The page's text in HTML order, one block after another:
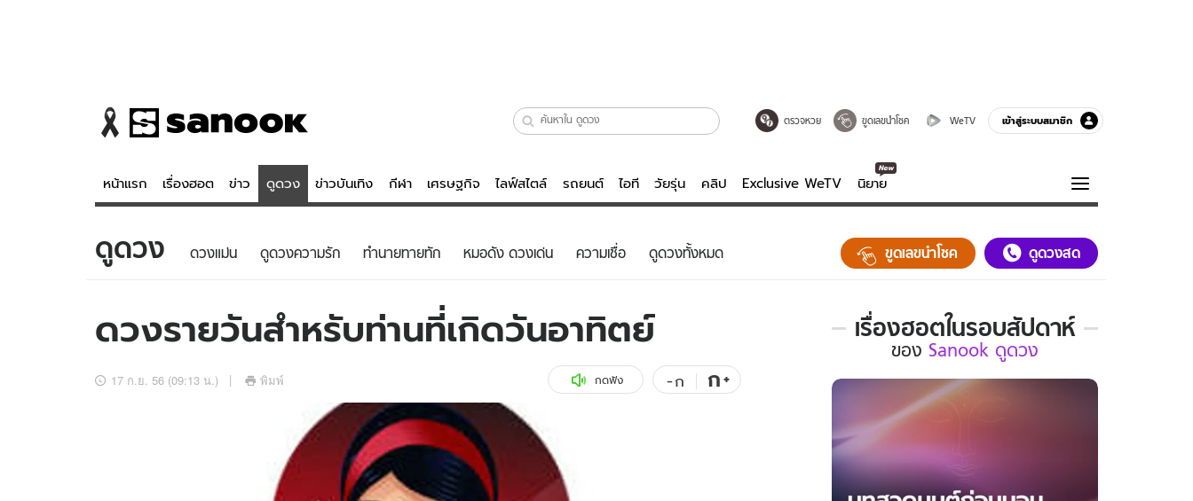
ตรวจหวย ขูดเลขนำโชค WeTV เข้าสู่ระบบสมาชิก
หน้าแรก เรื่องฮอต ข่าว ดูดวง ข่าวบันเทิง กีฬา เศรษฐกิจ ไลฟ์สไตล์ รถยนต์ ไอที วัยรุ่น คลิป Exclusive WeTV นิยาย
ข่าว
ข่าวบันเทิง
ดูดวง - ตรวจหวย
สถิติหวยไทย
ไลฟ์สไตล์
วัยรุ่น
รถยนต์
สุขภาพ
เที่ยว-กิน
Tasteful Thailand
คลิป
พอดแคสต์
ความรู้รอบตัว
ฮาวทู
ดูดวง ดวงแม่น ดูดวงความรัก ทํานายทายทัก หมอดัง ดวงเด่น ความเชื่อ ดูดวงทั้งหมด ขูดเลขนำโชค ดูดวงสด
ดวงรายวันสำหรับท่านที่เกิดวันอาทิตย์
17 ก.ย. 56 (09:13 น.) พิมพ์ กดฟัง -ก ก+
เรื่องฮอตในรอบสัปดาห์
เรื่อง
ใน
รอบ
ของ
Sanook
ดูด
ของ Sanook ดูดวง